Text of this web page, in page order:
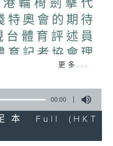
輪椅劍擊代
特奧會的期待
體育評述員
育記者協會理
澳最後籌備情
更多...
00:00
本 Full (HKT